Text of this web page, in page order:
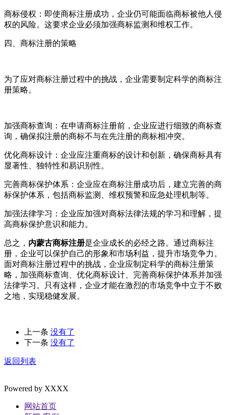
商标侵权：即使商标注册成功，企业仍可能面临商标被他人侵
权的风险。这要求企业必须加强商标监测和维权工作。
四、商标注册的策略
为了应对商标注册过程中的挑战，企业需要制定科学的商标注
册策略。
加强商标查询：在申请商标注册前，企业应进行细致的商标查
询，确保拟注册的商标不与在先注册的商标相冲突。
优化商标设计：企业应注重商标的设计和创新，确保商标具有
显著性、独特性和易识别性。
完善商标保护体系：企业应在商标注册成功后，建立完善的商
标保护体系，包括商标监测、维权预警和应急处理机制等。
加强法律学习：企业应加强对商标法律法规的学习和理解，提
高商标保护意识和能力。
总之， 内蒙古商标注册是企业成长的必经之路。通过商标注
册，企业可以保护自己的形象和市场利益，提升市场竞争力。
面对商标注册过程中的挑战，企业应制定科学的商标注册策
略，加强商标查询、优化商标设计、完善商标保护体系并加强
法律学习。只有这样，企业才能在激烈的市场竞争中立于不败
之地，实现稳健发展。
上一条 没有了
下一条 没有了
返回列表
Powered by XXXX
网站首页